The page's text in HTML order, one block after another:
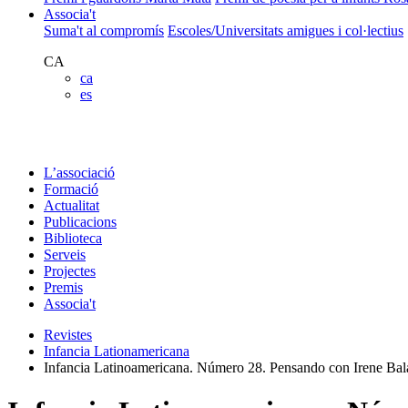
Associa't
Suma't al compromís Escoles/Universitats amigues i col·lectius
CA
ca
es
L’associació
Formació
Actualitat
Publicacions
Biblioteca
Serveis
Projectes
Premis
Associa't
Revistes
Infancia Lationamericana
Infancia Latinoamericana. Número 28. Pensando con Irene